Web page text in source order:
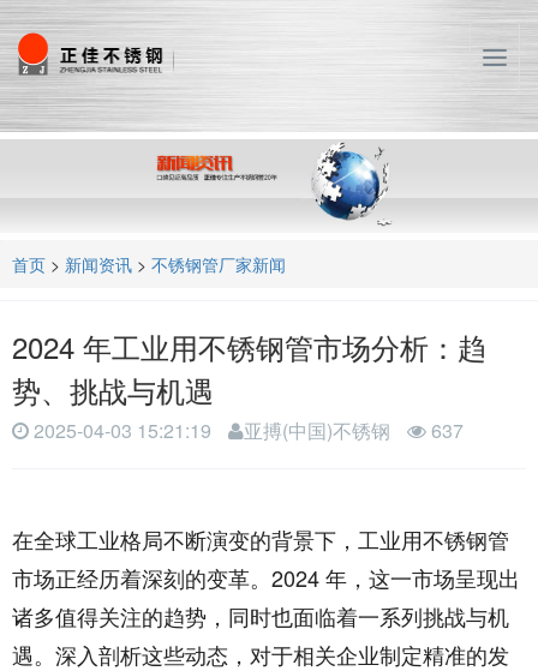
T
o
g
n
首页 > 新闻资讯 > 不锈钢管厂家新闻
2024 年工业用不锈钢管市场分析：趋
势、挑战与机遇​
2025-04-03 15:21:19 亚搏(中国)不锈钢 637
在全球工业格局不断演变的背景下，工业用不锈钢管
市场正经历着深刻的变革。2024 年，这一市场呈现出
诸多值得关注的趋势，同时也面临着一系列挑战与机
遇。深入剖析这些动态，对于相关企业制定精准的发